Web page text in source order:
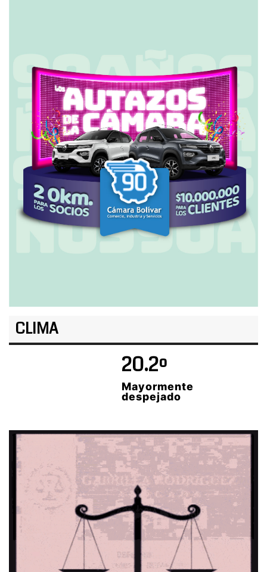
CLIMA
20.2º
Mayormente
despejado